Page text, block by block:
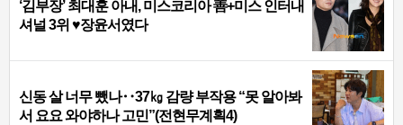
‘김부장’ 최대훈 아내, 미스코리아 善+미스 인터내
셔널 3위 ♥장윤서였다
신동 살 너무 뺐나‥37㎏ 감량 부작용 “못 알아봐
서 요요 와야하나 고민”(전현무계획4)